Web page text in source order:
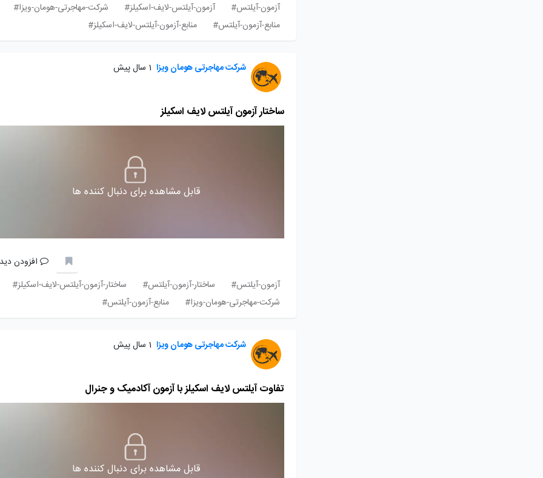
آزمون-آیلتس#
آزمون-آیلتس-لایف-اسکیلز#
شرکت-مهاجرتی-هومان-ویزا#
منابع-آزمون-آیلتس#
منابع-آزمون-آیلتس-لایف-اسکیلز#
شرکت مهاجرتی هومان ویزا 1 سال پیش
ساختار آزمون آیلتس لایف اسکیلز
قابل مشاهده برای دنبال کننده ها
افزودن
آزمون-آیلتس#
ساختار-آزمون-آیلتس#
ساختار-آزمون-آیلتس-لایف-اسکیلز#
شرکت-مهاجرتی-هومان-ویزا#
منابع-آزمون-آیلتس#
شرکت مهاجرتی هومان ویزا 1 سال پیش
تفاوت آیلتس لایف اسکیلز با آزمون آکادمیک و جنرال
قابل مشاهده برای دنبال کننده ها